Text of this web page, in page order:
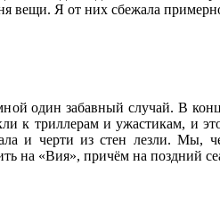
вещи. Я от них сбежала
один забавный случай. В
к триллерам и ужастикам, и
и черти из стен лезли. Мы,
на «Вия», причём на поздний